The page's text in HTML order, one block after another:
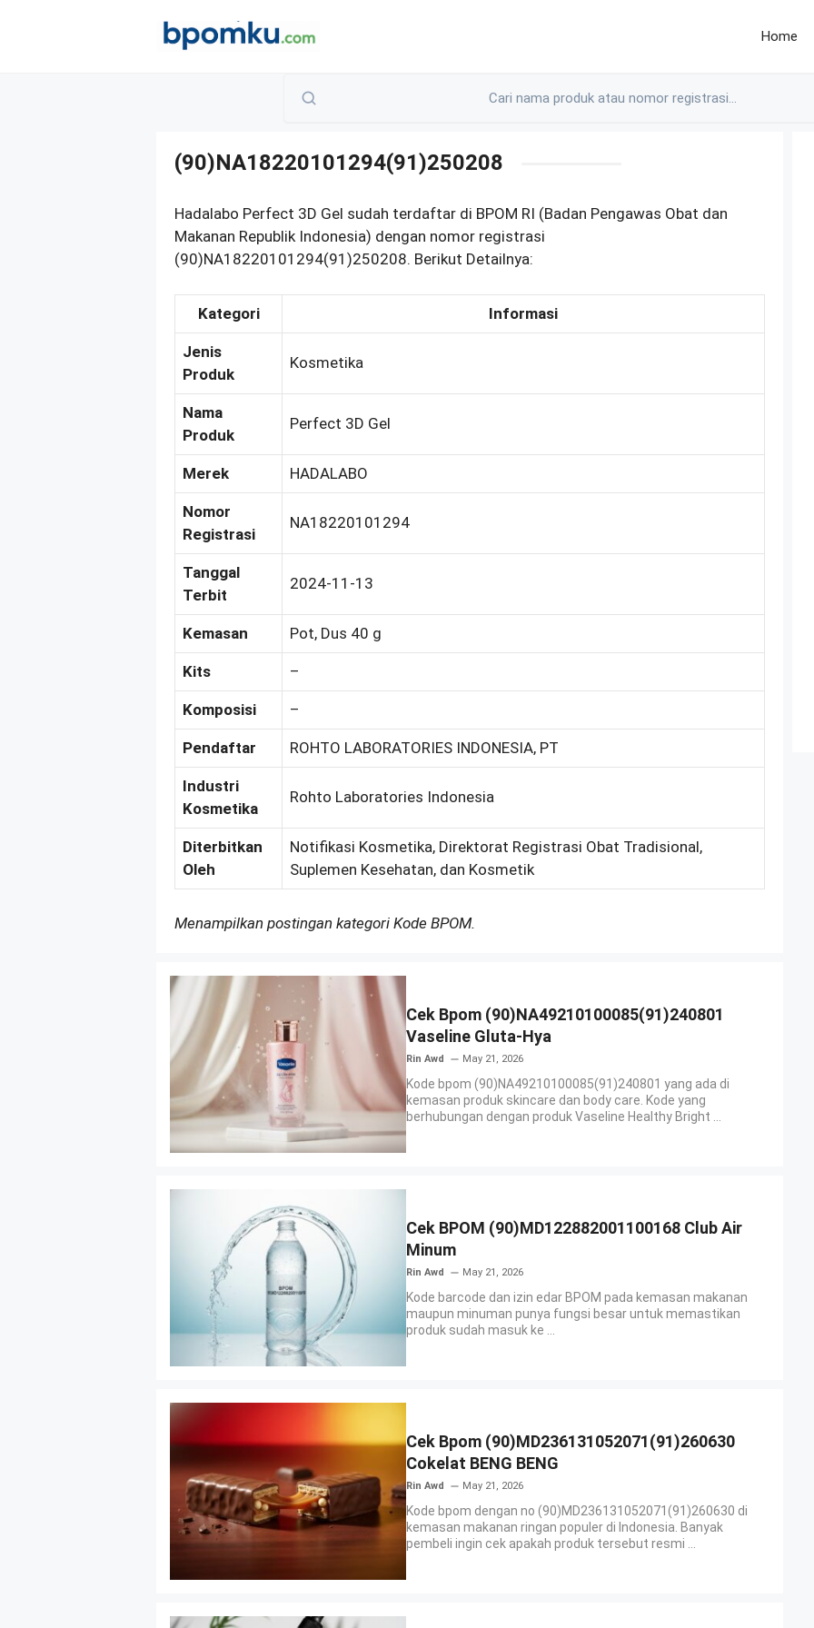
Home
(90)NA18220101294(91)250208
Hadalabo Perfect 3D Gel sudah terdaftar di BPOM RI (Badan Pengawas Obat dan
Makanan Republik Indonesia) dengan nomor registrasi
(90)NA18220101294(91)250208. Berikut Detailnya:
Kategori Informasi
Jenis
Produk
Kosmetika
Nama
Produk
Perfect 3D Gel
Merek HADALABO
Nomor
Registrasi
NA18220101294
Tanggal
Terbit
2024-11-13
Kemasan Pot, Dus 40 g
Kits –
Komposisi –
Pendaftar ROHTO LABORATORIES INDONESIA, PT
Industri
Kosmetika
Rohto Laboratories Indonesia
Diterbitkan
Oleh
Notifikasi Kosmetika, Direktorat Registrasi Obat Tradisional,
Suplemen Kesehatan, dan Kosmetik
Menampilkan postingan kategori Kode BPOM.
Cek Bpom (90)NA49210100085(91)240801
Vaseline Gluta-Hya
Rin Awd May 21, 2026
Kode bpom (90)NA49210100085(91)240801 yang ada di
kemasan produk skincare dan body care. Kode yang
berhubungan dengan produk Vaseline Healthy Bright ...
Cek BPOM (90)MD122882001100168 Club Air
Minum
Rin Awd May 21, 2026
Kode barcode dan izin edar BPOM pada kemasan makanan
maupun minuman punya fungsi besar untuk memastikan
produk sudah masuk ke ...
Cek Bpom (90)MD236131052071(91)260630
Cokelat BENG BENG
Rin Awd May 21, 2026
Kode bpom dengan no (90)MD236131052071(91)260630 di
kemasan makanan ringan populer di Indonesia. Banyak
pembeli ingin cek apakah produk tersebut resmi ...